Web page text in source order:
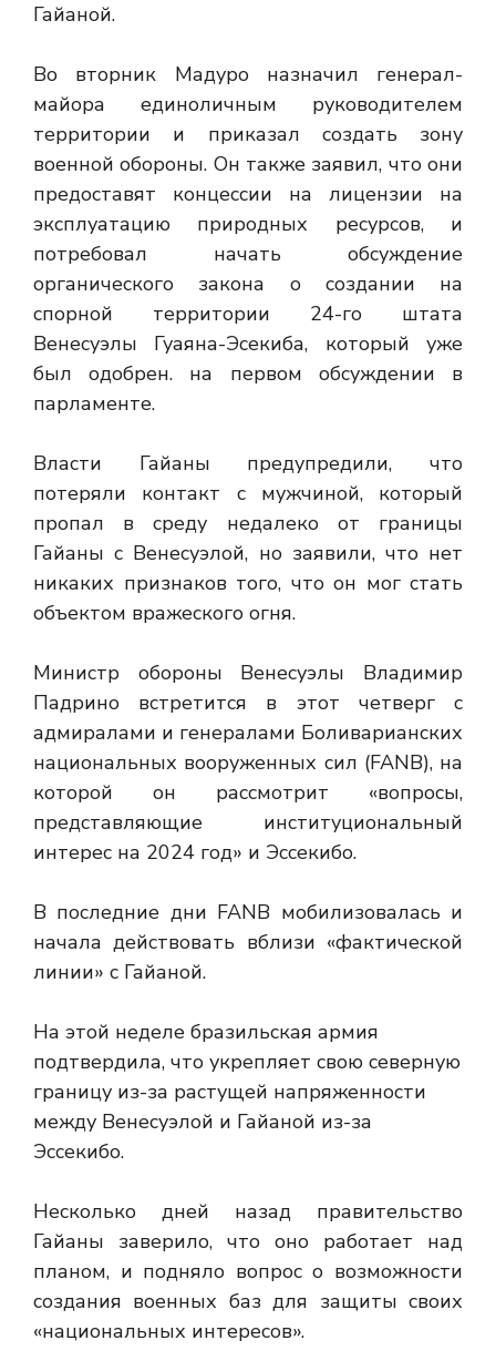
Гайаной.
Во вторник Мадуро назначил генерал-
майора единоличным руководителем
территории и приказал создать зону
военной обороны. Он также заявил, что они
предоставят концессии на лицензии на
эксплуатацию природных ресурсов, и
потребовал начать обсуждение
органического закона о создании на
спорной территории 24-го штата
Венесуэлы Гуаяна-Эсекиба, который уже
был одобрен. на первом обсуждении в
парламенте.
Власти Гайаны предупредили, что
потеряли контакт с мужчиной, который
пропал в среду недалеко от границы
Гайаны с Венесуэлой, но заявили, что нет
никаких признаков того, что он мог стать
объектом вражеского огня.
Министр обороны Венесуэлы Владимир
Падрино встретится в этот четверг с
адмиралами и генералами Боливарианских
национальных вооруженных сил (FANB), на
которой он рассмотрит «вопросы,
представляющие институциональный
интерес на 2024 год» и Эссекибо.
В последние дни FANB мобилизовалась и
начала действовать вблизи «фактической
линии» с Гайаной.
На этой неделе бразильская армия
подтвердила, что укрепляет свою северную
границу из-за растущей напряженности
между Венесуэлой и Гайаной из-за
Эссекибо.
Несколько дней назад правительство
Гайаны заверило, что оно работает над
планом, и подняло вопрос о возможности
создания военных баз для защиты своих
«национальных интересов».